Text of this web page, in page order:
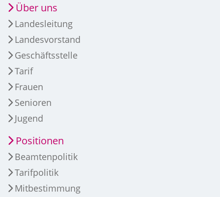
Über uns
Landesleitung
Landesvorstand
Geschäftsstelle
Tarif
Frauen
Senioren
Jugend
Positionen
Beamtenpolitik
Tarifpolitik
Mitbestimmung